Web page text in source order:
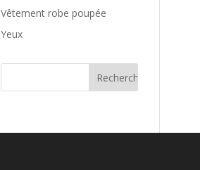
Vêtement robe poupée
Yeux